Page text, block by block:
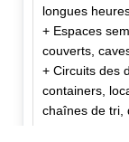
longues
+ Espaces
couverts,
+ Circuits des
containers,
chaînes de tri,